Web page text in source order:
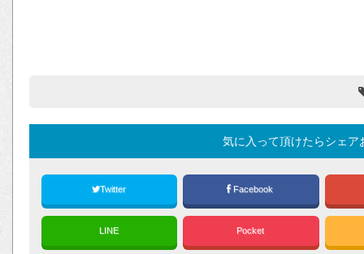
気に入って頂けたらシェア
Twitter Facebook
LINE Pocket